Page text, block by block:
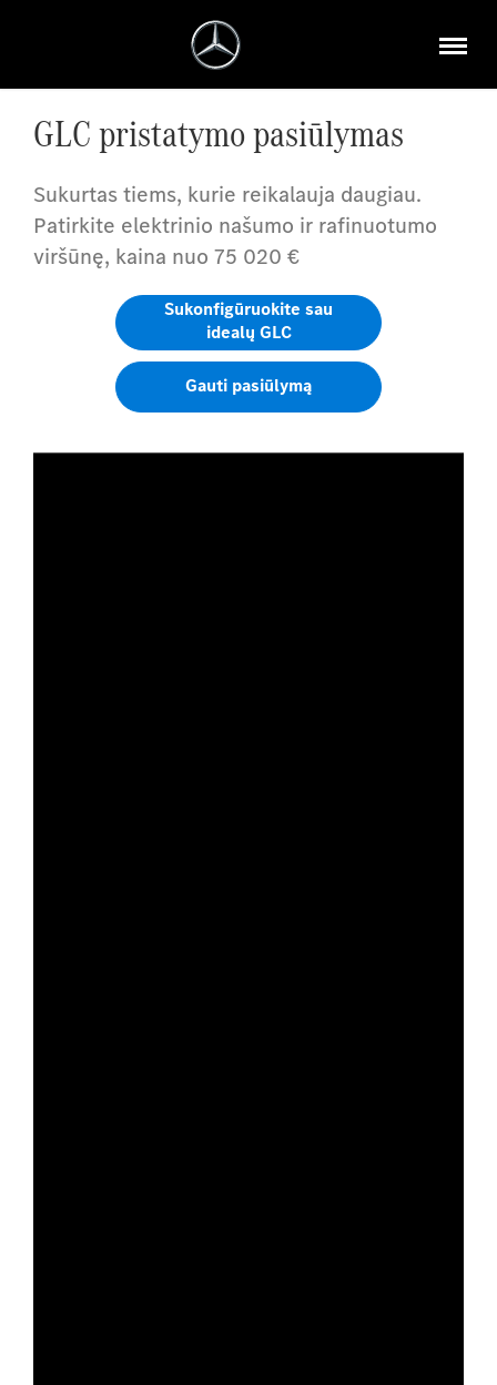
GLC pristatymo pasiūlymas
Sukurtas tiems, kurie reikalauja daugiau.
Patirkite elektrinio našumo ir rafinuotumo
viršūnę, kaina nuo 75 020 €
Sukonfigūruokite sau
idealų GLC
Gauti pasiūlymą